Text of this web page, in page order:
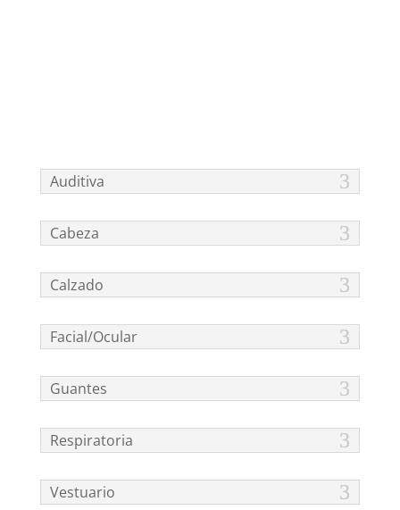
Auditiva
Cabeza
Calzado
Facial/Ocular
Guantes
Respiratoria
Vestuario